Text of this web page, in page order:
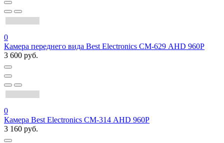
0
Камера переднего вида Best Electronics СМ-629 AHD 960P
3 600 руб.
0
Камера Best Electronics СМ-314 AHD 960P
3 160 руб.